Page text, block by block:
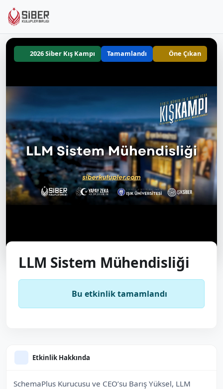
2026 Siber Kış Kampı Tamamlandı Öne Çıkan
LLM Sistem Mühendisliği
Bu etkinlik tamamlandı
Etkinlik Hakkında
SchemaPlus Kurucusu ve CEO’su Barış Yüksel, LLM